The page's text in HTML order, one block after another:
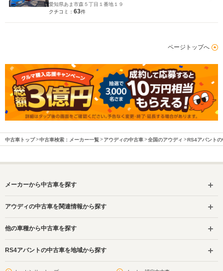
愛知県あま市森５丁目１番地１９
クチコミ： 63件
ページトップへ
中古車トップ 中古車検索：メーカー一覧 アウディの中古車 全国のアウディ RS4アバント
メーカーから中古車を探す
アウディの中古車を関連情報から探す
他の車種から中古車を探す
RS4アバントの中古車を地域から探す